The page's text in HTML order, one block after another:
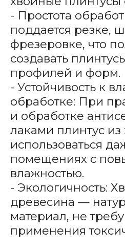
- Простота
поддается резке,
фрезеровке, что
создавать
профилей и форм.
- Устойчивость к
обработке: При
и обработке
лаками плинтус
использоваться
помещениях с
влажностью.
- Экологичность:
древесина —
материал, не
применения